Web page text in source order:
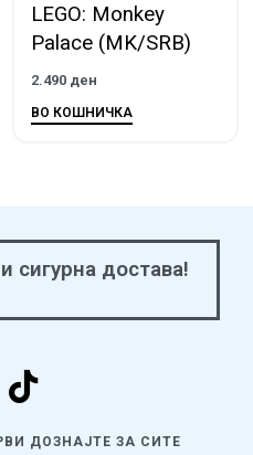
LEGO: Monkey
Palace (MK/SRB)
2.490 ден
ВО КОШНИЧКА
сигурна достава!
ДОЗНАЈТЕ ЗА СИТЕ